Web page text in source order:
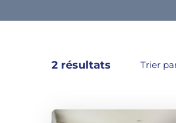
2 résultats Trier